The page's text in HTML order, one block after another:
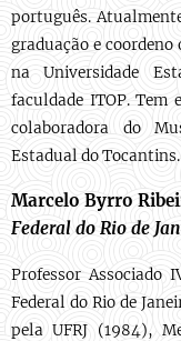
português.
graduação e
na Universidade
faculdade ITOP. Tem
colaboradora do
Estadual do Tocantins.
Marcelo Byrro
Federal do Rio de
Professor Associado
Federal do Rio de
pela UFRJ (1984),